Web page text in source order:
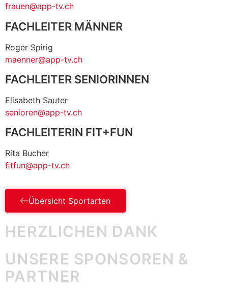
frauen@app-tv.ch
FACHLEITER MÄNNER
Roger Spirig
maenner@app-tv.ch
FACHLEITER SENIORINNEN
Elisabeth Sauter
senioren@app-tv.ch
FACHLEITERIN FIT+FUN
Rita Bucher
ﬁtfun@app-tv.ch
Übersicht Sportarten
HERZLICHEN DANK
UNSERE SPONSOREN &
PARTNER